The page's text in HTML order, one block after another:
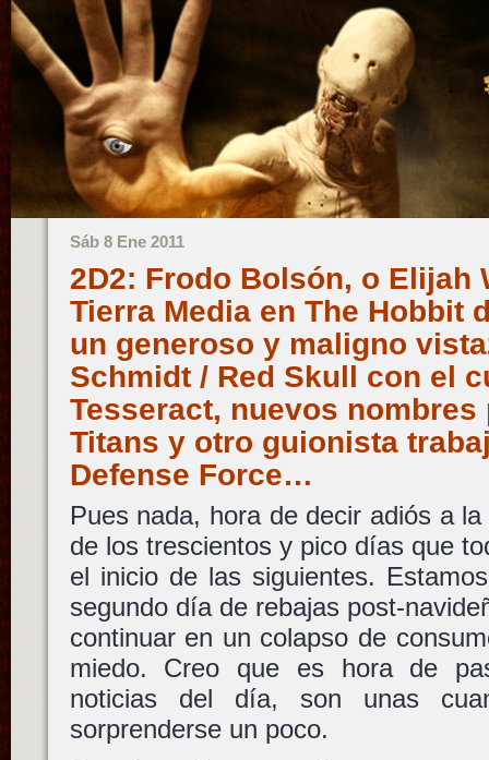
Sáb 8 Ene 2011
2D2: Frodo Bolsón, o Elijah
Tierra Media en The Hobbit
un generoso y maligno
Schmidt / Red Skull con el
Tesseract, nuevos nombres
Titans y otro guionista
Defense Force…
Pues nada, hora de decir adiós a
de los trescientos y pico días que
el inicio de las siguientes.
segundo día de rebajas post-
continuar en un colapso de
miedo. Creo que es hora de
noticias del día, son unas
sorprenderse un poco.